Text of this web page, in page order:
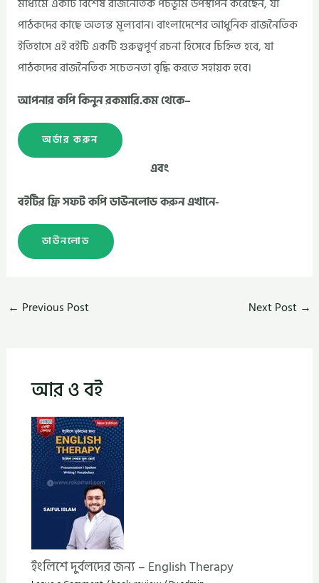
পাঠকদের কাছে অত্যন্ত মূল্যবান। বাংলাদেশের আধুনিক রাজনৈতিক
ইতিহাসে এই বইটি একটি গুরুত্বপূর্ণ রচনা হিসেবে চিহ্নিত হবে, যা
পাঠকদের রাজনৈতিক সচেতনতা বৃদ্ধি করতে সহায়ক হবে।
আপনার কপি কিনুন রকমারি.কম থেকে–
অর্ডার করুন
এবং
বইটির ফ্রি সফট কপি ডাউনলোড করুন এখানে-
ডাউনলোড
← Previous Post Next Post →
আর ও বই
ইংলিশে দুর্বলদের জন্য – English Therapy